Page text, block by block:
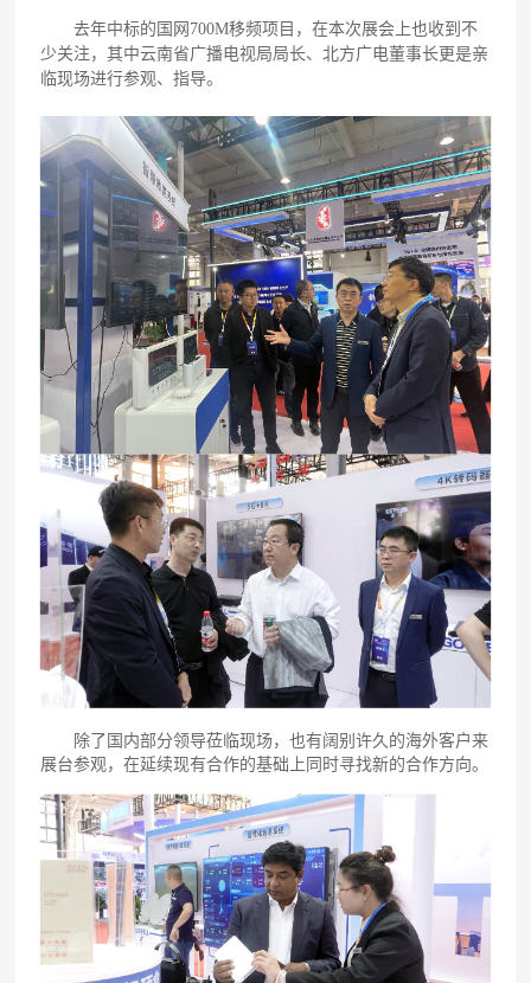
去年中标的国网700M移频项目，在本次展会上也收到不
少关注，其中云南省广播电视局局长、北方广电董事长更是亲
临现场进行参观、指导。
除了国内部分领导莅临现场，也有阔别许久的海外客户来
展台参观，在延续现有合作的基础上同时寻找新的合作方向。